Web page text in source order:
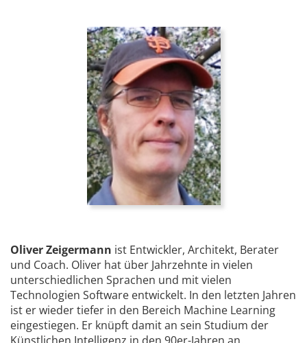
Oliver Zeigermann ist Entwickler, Architekt, Berater
und Coach. Oliver hat über Jahrzehnte in vielen
unterschiedlichen Sprachen und mit vielen
Technologien Software entwickelt. In den letzten Jahren
ist er wieder tiefer in den Bereich Machine Learning
eingestiegen. Er knüpft damit an sein Studium der
Künstlichen Intelligenz in den 90er-Jahren an.